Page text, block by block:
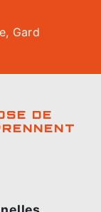
Gard
DE